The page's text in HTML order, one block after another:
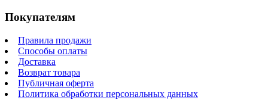
Покупателям
Правила продажи
Способы оплаты
Доставка
Возврат товара
Публичная оферта
Политика обработки персональных данных